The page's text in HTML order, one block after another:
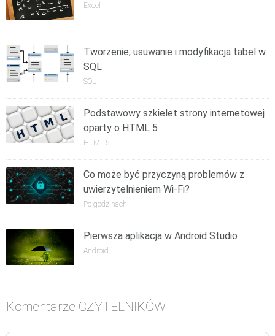
Excel
Tworzenie, usuwanie i modyfikacja tabel w
SQL
SQL
Podstawowy szkielet strony internetowej
oparty o HTML 5
HTML 5
Co może być przyczyną problemów z
uwierzytelnieniem Wi-Fi?
Po godzinach
Pierwsza aplikacja w Android Studio
Android
Komentarze CZYTELNIKÓW